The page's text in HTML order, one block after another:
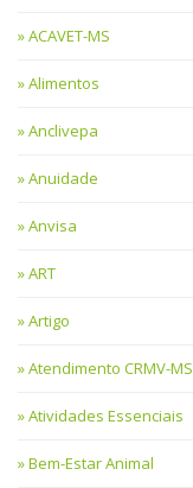
ACAVET-MS
Alimentos
Anclivepa
Anuidade
Anvisa
ART
Artigo
Atendimento CRMV-MS
Atividades Essenciais
Bem-Estar Animal